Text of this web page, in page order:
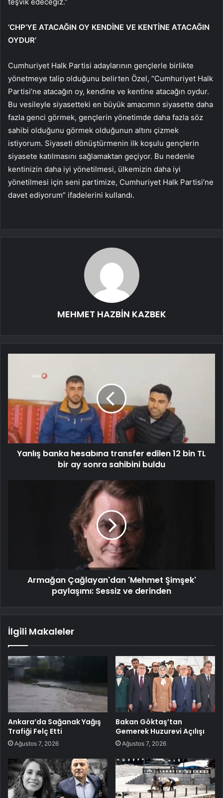
‘CHP’YE ATACAĞIN OY KENDİNE VE KENTİNE ATACAĞIN
OYDUR’
Cumhuriyet Halk Partisi adaylarının gençlerle birlikte
yönetmeye talip olduğunu belirten Özel, “Cumhuriyet Halk
Partisi’ne atacağın oy, kendine ve kentine atacağın oydur.
Bu vesileyle siyasetteki en büyük amacımın siyasette daha
fazla genci görmek, gençlerin yönetimde daha fazla söz
sahibi olduğunu görmek olduğunun altını çizmek
istiyorum. Siyaseti dönüştürmenin ilk koşulu gençlerin
siyasete katılmasını sağlamaktan geçiyor. Bu nedenle
kentinizin daha iyi yönetilmesi, ülkemizin daha iyi
yönetilmesi için seni partimize, Cumhuriyet Halk Partisi’ne
davet ediyorum” ifadelerini kullandı.
MEHMET HAZBİN KAZBEK
Yanlış banka hesabına transfer edilen 12 bin TL
bir ay sonra sahibini buldu
Armağan Çağlayan'dan 'Mehmet Şimşek'
paylaşımı: Sessiz ve derinden
İlgili Makaleler
Ankara’da Sağanak Yağış
Trafiği Felç Etti
Ağustos 7, 2026
Bakan Göktaş’tan
Gemerek Huzurevi Açılışı
Ağustos 7, 2026